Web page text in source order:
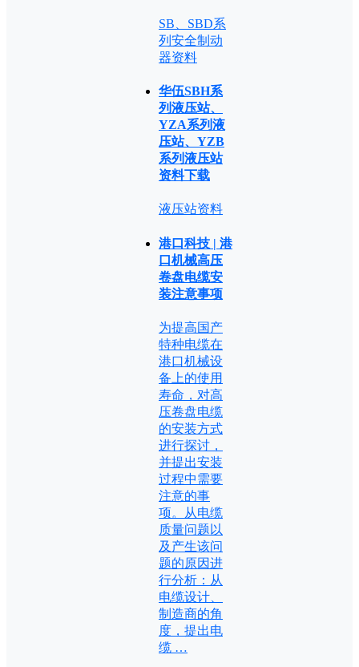
SB、SBD系
列安全制动
器资料
华伍SBH系
列液压站、
YZA系列液
压站、YZB
系列液压站
资料下载
液压站资料
港口科技 | 港
口机械高压
卷盘电缆安
装注意事项
为提高国产
特种电缆在
港口机械设
备上的使用
寿命，对高
压卷盘电缆
的安装方式
进行探讨，
并提出安装
过程中需要
注意的事
项。从电缆
质量问题以
及产生该问
题的原因进
行分析：从
电缆设计、
制造商的角
度，提出电
缆 …